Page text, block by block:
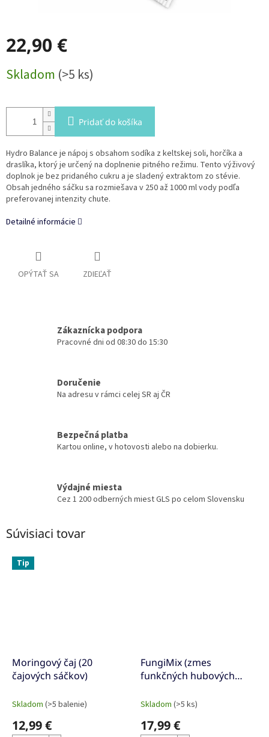
22,90 €
cena:
Skladom (>5 ks)
Pridať do košíka
Hydro Balance je nápoj s obsahom sodíka z keltskej soli, horčíka a
draslíka, ktorý je určený na doplnenie pitného režimu. Tento výživový
doplnok je bez pridaného cukru a je sladený extraktom zo stévie.
Obsah jedného sáčku sa rozmiešava v 250 až 1000 ml vody podľa
preferovanej intenzity chute.
Detailné informácie
OPÝTAŤ SA ZDIEĽAŤ
Zákaznícka podpora
Pracovné dni od 08:30 do 15:30
Doručenie
Na adresu v rámci celej SR aj ČR
Bezpečná platba
Kartou online, v hotovosti alebo na dobierku.
Výdajné miesta
Cez 1 200 odberných miest GLS po celom Slovensku
Súvisiaci tovar
Tip
Moringový čaj (20
čajových sáčkov)
Skladom (>5 balenie)
12,99 €
FungiMix (zmes
funkčných hubových
Skladom (>5 ks)
17,99 €